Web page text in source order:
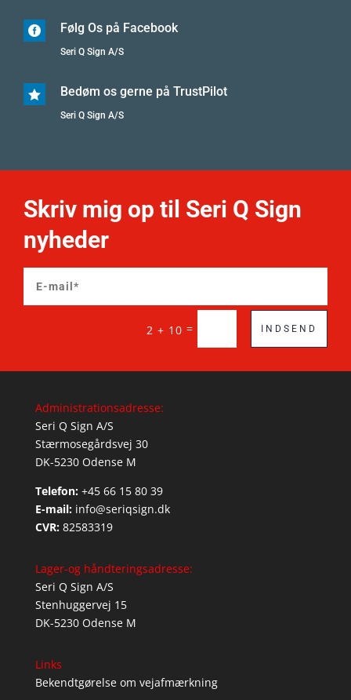
 Følg Os på Facebook
Seri Q Sign A/S
 Bedøm os gerne på TrustPilot
Seri Q Sign A/S
Skriv mig op til Seri Q Sign
nyheder
2 + 10 = INDSEND
Administrationsadresse:
Seri Q Sign A/S
Stærmosegårdsvej 30
DK-5230 Odense M
Telefon: +45 66 15 80 39
E-mail: info@seriqsign.dk
CVR: 82583319
Lager-og håndteringsadresse:
Seri Q Sign A/S
Stenhuggervej 15
DK-5230 Odense M
Links
Bekendtgørelse om vejafmærkning